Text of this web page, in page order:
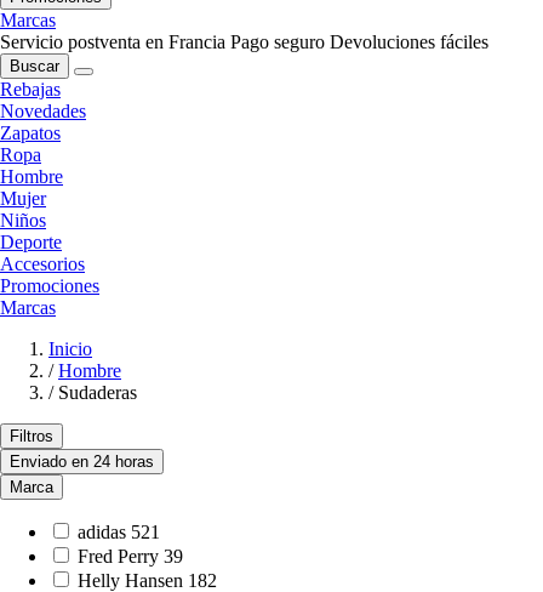
Marcas
Servicio postventa en Francia Pago seguro Devoluciones fáciles
Buscar
Rebajas
Novedades
Zapatos
Ropa
Hombre
Mujer
Niños
Deporte
Accesorios
Promociones
Marcas
Inicio
/ Hombre
/ Sudaderas
Filtros
Enviado en 24 horas
Marca
adidas 521
Fred Perry 39
Helly Hansen 182